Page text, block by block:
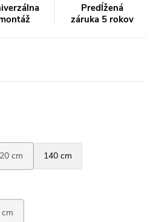
Predĺžená
záruka 5 rokov